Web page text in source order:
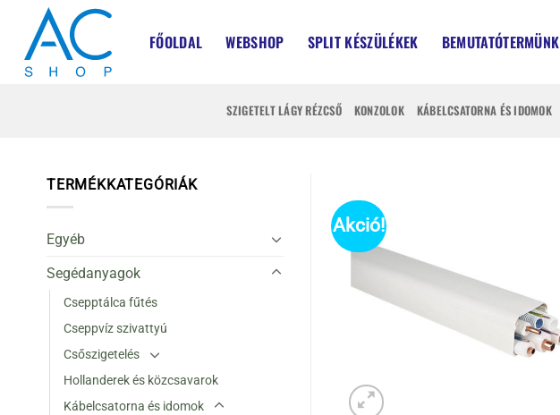
content
FŐOLDAL WEBSHOP SPLIT KÉSZÜLÉKEK BEMUTATÓTERMÜNK
SZIGETELT LÁGY RÉZCSŐ KONZOLOK KÁBELCSATORNA ÉS IDOMOK
TERMÉKKATEGÓRIÁK
Egyéb
Segédanyagok
Csepptálca fűtés
Cseppvíz szivattyú
Csőszigetelés
Hollanderek és közcsavarok
Kábelcsatorna és idomok
Akció!